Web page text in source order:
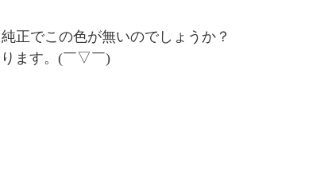
正でこの色が無いのでしょうか？
ます。(￣▽￣)